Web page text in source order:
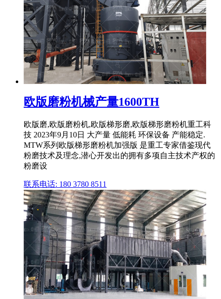
欧版磨粉机械产量1600TH
欧版磨,欧版磨粉机,欧版梯形磨,欧版梯形磨粉机重工科
技 2023年9月10日 大产量 低能耗 环保设备 产能稳定.
MTW系列欧版梯形磨粉机加强版 是重工专家借鉴现代
粉磨技术及理念,潜心开发出的拥有多项自主技术产权的
粉磨设
联系电话: 180 3780 8511